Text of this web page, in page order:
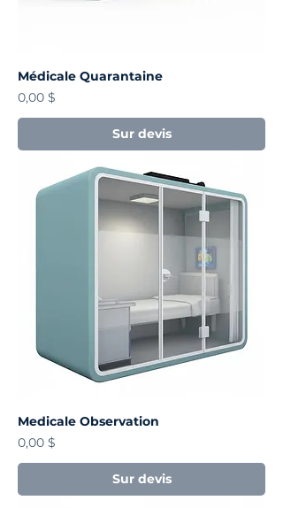
Médicale Quarantaine
Prix
0,00 $
Sur devis
Medicale Observation
Prix
0,00 $
Sur devis